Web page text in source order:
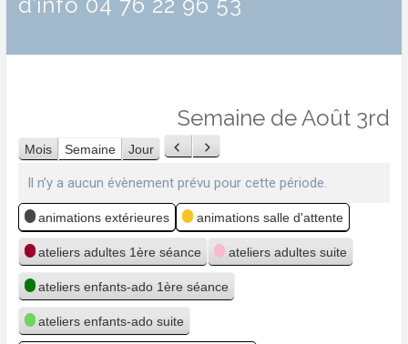
Semaine de Août 3rd
Mois Semaine Jour Précédent
Suivant
Il n’y a aucun évènement prévu pour cette période.
Catégories
animations extérieures animations salle d'attente
ateliers adultes 1ère séance ateliers adultes suite
ateliers enfants-ado 1ère séance
ateliers enfants-ado suite